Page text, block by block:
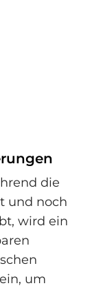
die
und noch
wird ein
um